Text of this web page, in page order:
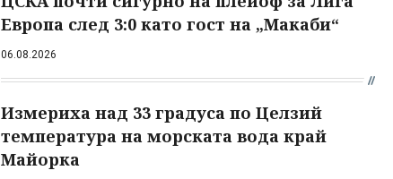
Европа след 3:0 като гост на „Макаби“
06.08.2026
Измериха над 33 градуса по Целзий
температура на морската вода край
Майорка